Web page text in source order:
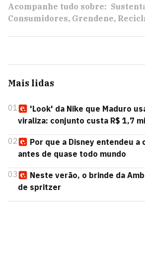
Acompanhe tudo sobre:
Consumidores Grendene
Mais lidas
01
'Look' da Nike que Maduro
viraliza: conjunto custa R$ 1,7
02
Por que a Disney entendeu
antes de quase todo mundo
03
Neste verão, o brinde da
de spritzer